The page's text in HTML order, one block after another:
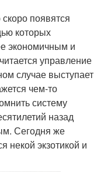
появятся
которых
экономичным и
управление
случае выступает
чем-то
систему
назад
Сегодня же
некой экзотикой и